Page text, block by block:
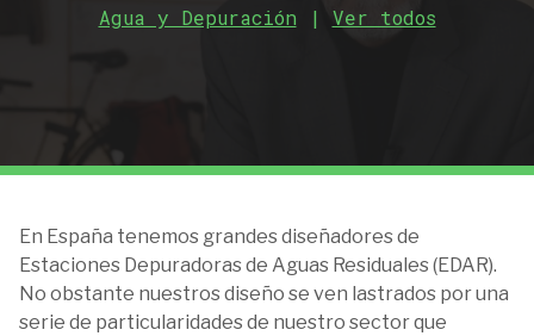
Agua y Depuración | Ver todos
En España tenemos grandes diseñadores de
Estaciones Depuradoras de Aguas Residuales (EDAR).
No obstante nuestros diseño se ven lastrados por una
serie de particularidades de nuestro sector que